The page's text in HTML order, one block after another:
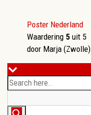
Poster Nederland
Waardering 5 uit 5
door Marja (Zwolle)